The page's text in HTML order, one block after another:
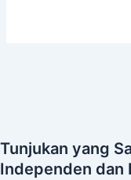
Tunjukan yang
Independen dan